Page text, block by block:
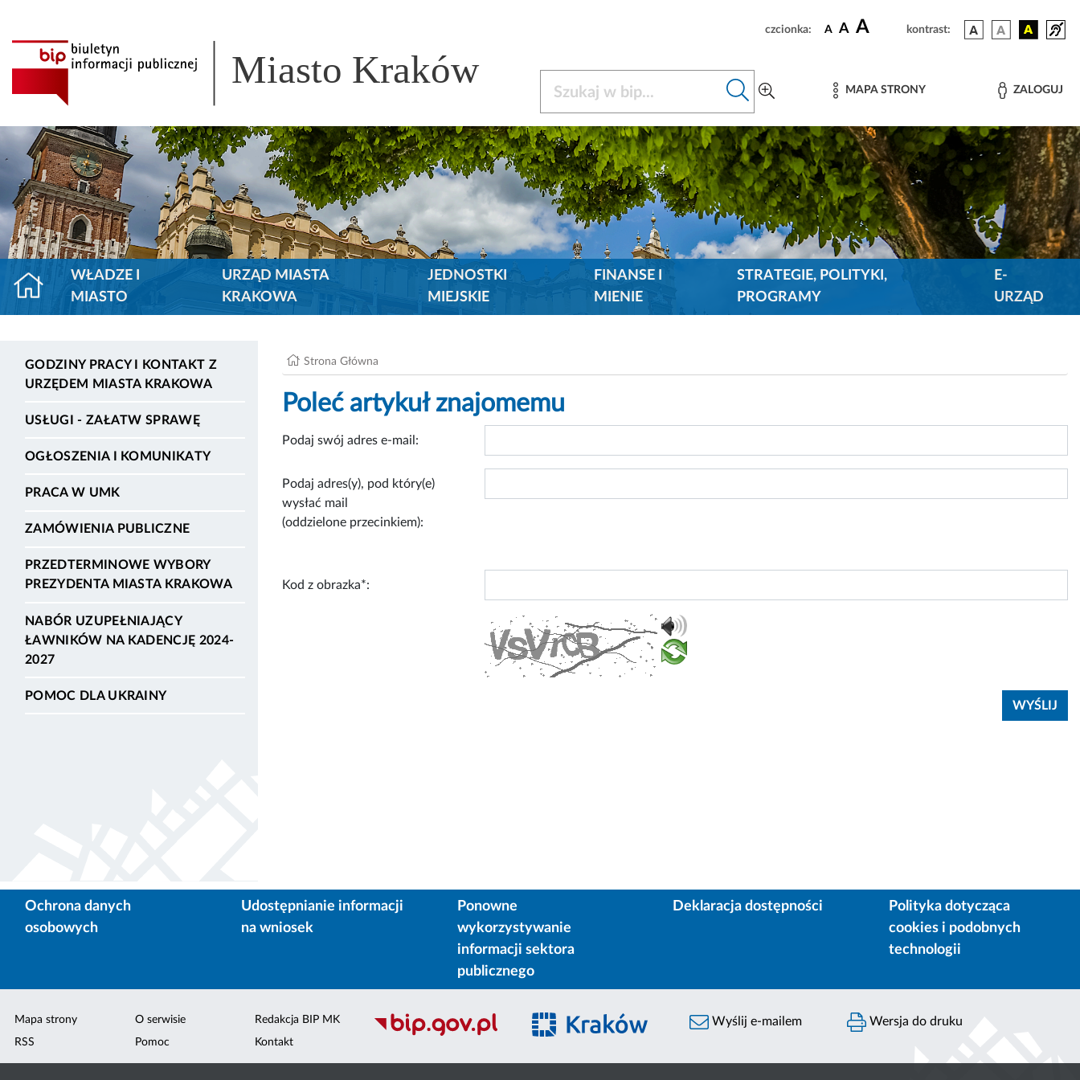
czcionka: A A A kontrast:
Miasto Kraków MAPA STRONY ZALOGUJ
WŁADZE I
MIASTO
URZĄD MIASTA
KRAKOWA
JEDNOSTKI
MIEJSKIE
FINANSE I
MIENIE
STRATEGIE, POLITYKI,
PROGRAMY
E-
URZĄD
GODZINY PRACY I KONTAKT Z
URZĘDEM MIASTA KRAKOWA
USŁUGI - ZAŁATW SPRAWĘ
OGŁOSZENIA I KOMUNIKATY
PRACA W UMK
ZAMÓWIENIA PUBLICZNE
PRZEDTERMINOWE WYBORY
PREZYDENTA MIASTA KRAKOWA
NABÓR UZUPEŁNIAJĄCY
ŁAWNIKÓW NA KADENCJĘ 2024-
2027
POMOC DLA UKRAINY
Strona Główna
Poleć artykuł znajomemu
Podaj swój adres e-mail:
Podaj adres(y), pod który(e)
wysłać mail
(oddzielone przecinkiem):
Kod z obrazka*:
Ochrona danych
osobowych
Udostępnianie informacji
na wniosek
Ponowne
wykorzystywanie
informacji sektora
publicznego
Deklaracja dostępności
Polityka dotycząca
cookies i podobnych
technologii
Mapa strony
RSS
O serwisie
Pomoc
Redakcja BIP MK
Kontakt
Wyślij e-mailem Wersja do druku